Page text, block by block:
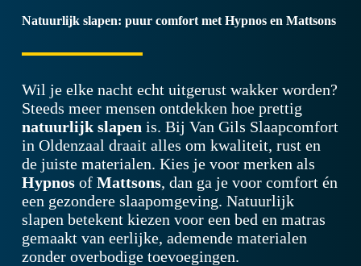
Natuurlijk slapen: puur comfort met Hypnos en Mattsons
Wil je elke nacht echt uitgerust wakker worden?
Steeds meer mensen ontdekken hoe prettig
natuurlijk slapen is. Bij Van Gils Slaapcomfort
in Oldenzaal draait alles om kwaliteit, rust en
de juiste materialen. Kies je voor merken als
Hypnosof Mattsons, dan ga je voor comfort én
een gezondere slaapomgeving. Natuurlijk
slapen betekent kiezen voor een bed en matras
gemaakt van eerlijke, ademende materialen
zonder overbodige toevoegingen.